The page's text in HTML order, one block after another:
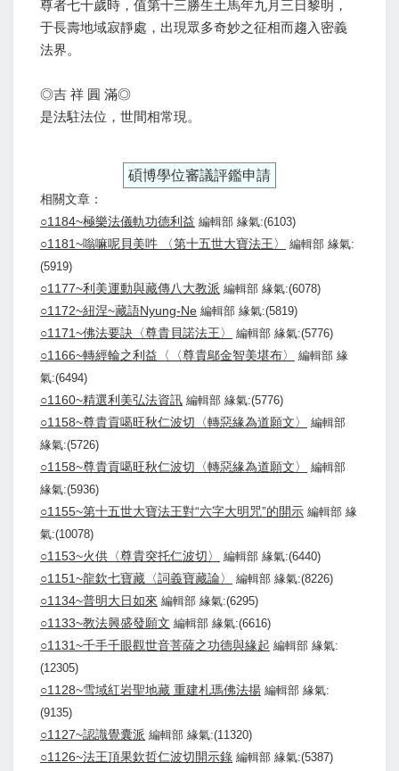
尊者七十歲時，值第十三勝生土馬年九月三日黎明，
于長壽地域寂靜處，出現眾多奇妙之征相而趨入密義
法界。
◎吉 祥 圓 滿◎
是法駐法位，世間相常現。
碩博學位審議評鑑申請
相關文章：
○1184~極樂法儀軌功德利益 編輯部 緣氣:(6103)
○1181~嗡嘛呢貝美吽 〈第十五世大寶法王〉
編輯部 緣氣:
(5919)
○1177~利美運動與藏傳八大教派 編輯部 緣氣:(6078)
○1172~紐涅~藏語Nyung-Ne 編輯部 緣氣:(5819)
○1171~佛法要訣〈尊貴貝諾法王〉 編輯部 緣氣:(5776)
○1166~轉經輪之利益〈〈尊貴鄔金智美堪布〉
編輯部 緣
氣:(6494)
○1160~精選利美弘法資訊 編輯部 緣氣:(5776)
○1158~尊貴貢噶旺秋仁波切〈轉惡緣為道願文〉
編輯部
緣氣:(5726)
○1158~尊貴貢噶旺秋仁波切〈轉惡緣為道願文〉
編輯部
緣氣:(5936)
○1155~第十五世大寶法王對“六字大明咒”的開示 編輯部 緣
氣:(10078)
○1153~火供〈尊貴突托仁波切〉 編輯部 緣氣:(6440)
○1151~龍欽七寶藏〈詞義寶藏論〉 編輯部 緣氣:(8226)
○1134~普明大日如來 編輯部 緣氣:(6295)
○1133~教法興盛發願文 編輯部 緣氣:(6616)
○1131~千手千眼觀世音菩薩之功德與緣起 編輯部 緣氣:
(12305)
○1128~雪域紅岩聖地藏 重建札瑪佛法揚 編輯部 緣氣:
(9135)
○1127~認識覺囊派 編輯部 緣氣:(11320)
○1126~法王頂果欽哲仁波切開示錄 編輯部 緣氣:(5387)